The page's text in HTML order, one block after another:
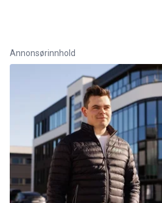
Annonsørinnhold